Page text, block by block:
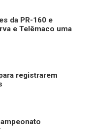
da PR-160 e
e Telêmaco uma
registrarem